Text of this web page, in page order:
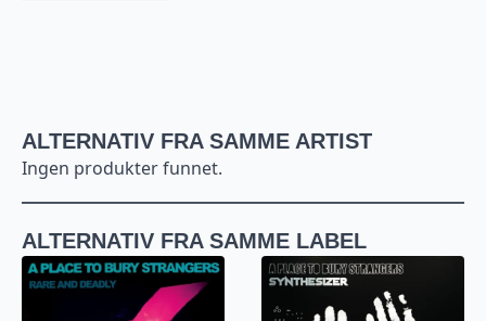
ALTERNATIV FRA SAMME ARTIST
Ingen produkter funnet.
ALTERNATIV FRA SAMME LABEL